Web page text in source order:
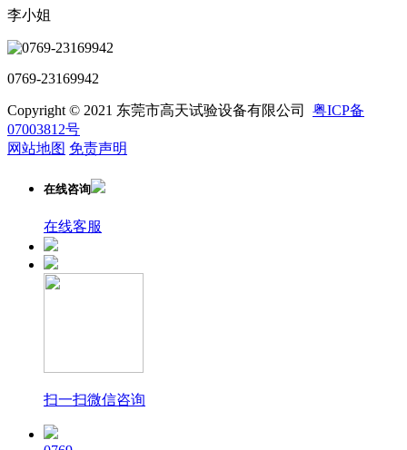
李小姐
0769-23169942
Copyright © 2021 东莞市高天试验设备有限公司 粤ICP备
07003812号
网站地图 免责声明
在线咨询
在线客服
扫一扫微信咨询